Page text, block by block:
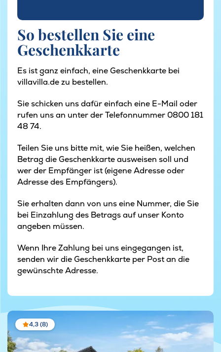
So bestellen Sie eine
Geschenkkarte
Es ist ganz einfach, eine Geschenkkarte bei
villavilla.de zu bestellen.
Sie schicken uns dafür einfach eine E-Mail oder
rufen uns an unter der Telefonnummer 0800 181
48 74.
Teilen Sie uns bitte mit, wie Sie heißen, welchen
Betrag die Geschenkkarte ausweisen soll und
wer der Empfänger ist (eigene Adresse oder
Adresse des Empfängers).
Sie erhalten dann von uns eine Nummer, die Sie
bei Einzahlung des Betrags auf unser Konto
angeben müssen.
Wenn Ihre Zahlung bei uns eingegangen ist,
senden wir die Geschenkkarte per Post an die
gewünschte Adresse.
4,3 (8)